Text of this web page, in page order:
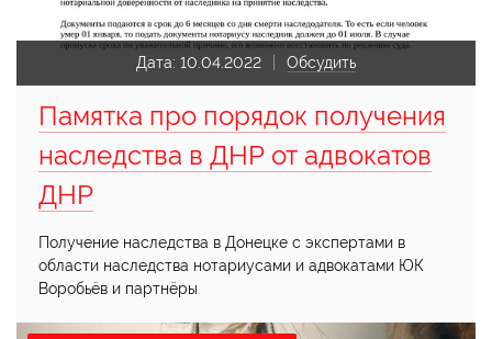
Памятка про порядок получения
наследства в ДНР от адвокатов
ДНР
Получение наследства в Донецке с экспертами в
области наследства нотариусами и адвокатами ЮК
Воробьёв и партнёры
Дата: 10.04.2022 Обсудить